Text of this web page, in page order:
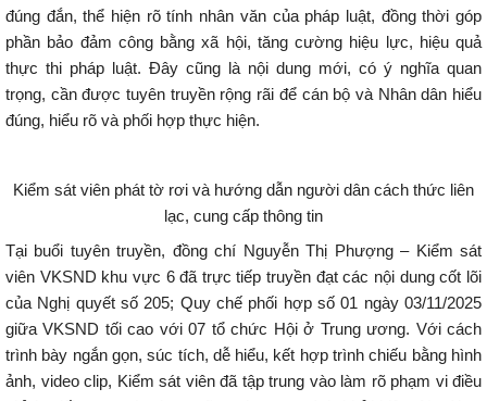
đúng đắn, thể hiện rõ tính nhân văn của pháp luật, đồng thời góp
phần bảo đảm công bằng xã hội, tăng cường hiệu lực, hiệu quả
thực thi pháp luật. Đây cũng là nội dung mới, có ý nghĩa quan
trọng, cần được tuyên truyền rộng rãi để cán bộ và Nhân dân hiểu
đúng, hiểu rõ và phối hợp thực hiện.
Kiểm sát viên phát tờ rơi và hướng dẫn người dân cách thức liên
lạc, cung cấp thông tin
Tại buổi tuyên truyền, đồng chí Nguyễn Thị Phượng – Kiểm sát
viên VKSND khu vực 6 đã trực tiếp truyền đạt các nội dung cốt lõi
của Nghị quyết số 205; Quy chế phối hợp số 01 ngày 03/11/2025
giữa VKSND tối cao với 07 tổ chức Hội ở Trung ương. Với cách
trình bày ngắn gọn, súc tích, dễ hiểu, kết hợp trình chiếu bằng hình
ảnh, video clip, Kiểm sát viên đã tập trung vào làm rõ phạm vi điều